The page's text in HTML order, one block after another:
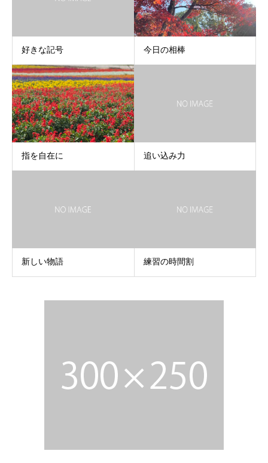
好きな記号 今日の相棒
指を自在に 追い込み力
新しい物語 練習の時間割